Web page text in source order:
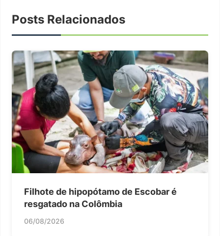
Posts Relacionados
Filhote de hipopótamo de Escobar é
resgatado na Colômbia
06/08/2026